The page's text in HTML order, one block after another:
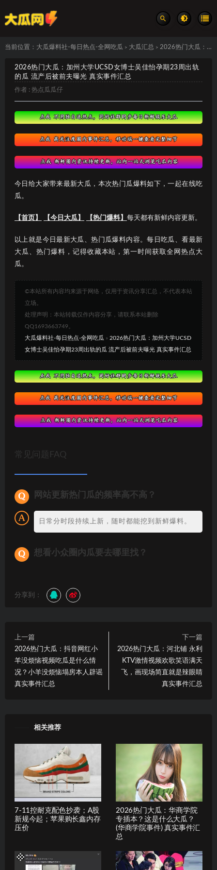
当前位置： 大瓜爆料社-每日热点-全网吃瓜 > 大瓜汇总 > 2026热门大瓜：加州大学UCSD女博士吴佳怡孕期23周出轨的瓜 流产后被前夫曝光 真实事件汇总
2026热门大瓜：加州大学UCSD女博士吴佳怡孕期23周出轨
的瓜 流产后被前夫曝光 真实事件汇总
作者 : 热点瓜瓜仔
今日给大家带来最新大瓜，本次热门瓜爆料如下，一起在线吃
瓜。
【首页】 【今日大瓜】 【热门爆料】 每天都有新鲜内容更新。
以上就是今日最新大瓜、热门瓜爆料内容。每日吃瓜、看最新
大瓜、热门爆料，记得收藏本站，第一时间获取全网热点大
瓜。
©本站所有内容均来源于网络，仅用于资讯分享汇总，不代表本站
立场。
处理声明：本站转载仅作内容分享，请联系本站删除
QQ1693663749。
大瓜爆料社-每日热点-全网吃瓜 » 2026热门大瓜：加州大学UCSD
女博士吴佳怡孕期23周出轨的瓜 流产后被前夫曝光 真实事件汇总
常见问题FAQ
网站更新热门瓜的频率高不高？
日常分时段持续上新，随时都能挖到新鲜爆料。
想看小众圈内瓜要去哪里找？
分享到：
上一篇
2026热门大瓜：抖音网红小
羊没烦恼视频吃瓜是什么情
况？小羊没烦恼塌房本人辟谣
真实事件汇总
下一篇
2026热门大瓜：河北铺 永利
KTV激情视频欢歌笑语满天
飞，画现场简直就是辣眼睛
真实事件汇总
相关推荐
7-11控耐克配色抄袭；A股
新规今起；苹果购长鑫内存
压价
2026热门大瓜：华商学院
专插本？这是什么大瓜？
(华商学院事件) 真实事件汇
总